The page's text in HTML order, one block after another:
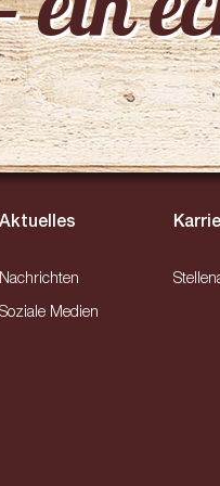
Aktuelles
Nachrichten
Soziale Medien